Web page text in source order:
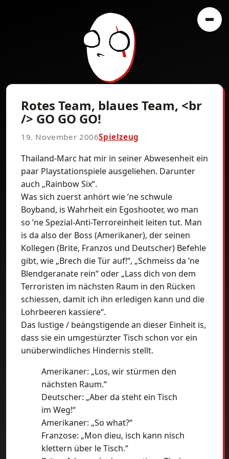
Rotes Team, blaues Team, <br
/> GO GO GO!
19. November 2006Spielzeug
Thailand-Marc hat mir in seiner Abwesenheit ein
paar Playstationspiele ausgeliehen. Darunter
auch „Rainbow Six“.
Was sich zuerst anhört wie ’ne schwule
Boyband, is Wahrheit ein Egoshooter, wo man
so ’ne Spezial-Anti-Terroreinheit leiten tut. Man
is da also der Boss (Amerikaner), der seinen
Kollegen (Brite, Franzos und Deutscher) Befehle
gibt, wie „Brech die Tür auf!“, „Schmeiss da ’ne
Blendgeranate rein“ oder „Lass dich von dem
Terroristen im nächsten Raum in den Rücken
schiessen, damit ich ihn erledigen kann und die
Lohrbeeren kassiere“.
Das lustige / beängstigende an dieser Einheit is,
dass sie ein umgestürzter Tisch schon vor ein
unüberwindliches Hindernis stellt.
Amerikaner: „Los, wir stürmen den
nächsten Raum.“
Deutscher: „Aber da steht ein Tisch
im Weg!“
Amerikaner: „So what?“
Franzose: „Mon dieu, isch kann nisch
klettern über le Tisch.“